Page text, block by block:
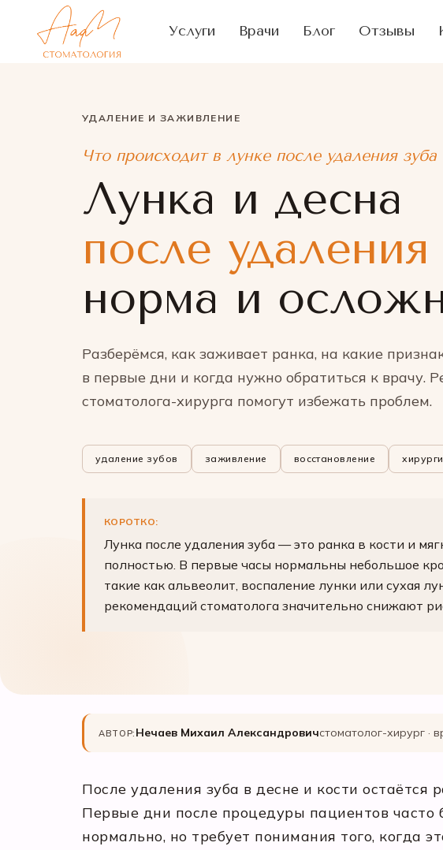
Услуги Врачи Блог Отзывы
УДАЛЕНИЕ И ЗАЖИВЛЕНИЕ
Что происходит в лунке после удаления зуба
Лунка и десна
после удаления
норма и
Разберёмся, как заживает ранка, на какие
в первые дни и когда нужно обратиться к врачу.
стоматолога-хирурга помогут избежать проблем.
удаление зубов заживление восстановление
КОРОТКО:
Лунка после удаления зуба — это ранка в кости и
полностью. В первые часы нормальны небольшое
такие как альвеолит, воспаление лунки или сухая
рекомендаций стоматолога значительно снижают
АВТОР: Нечаев Михаил Александровичстоматолог-хирург ·
После удаления зуба в десне и кости
Первые дни после процедуры пациентов часто
нормально, но требует понимания того, когда